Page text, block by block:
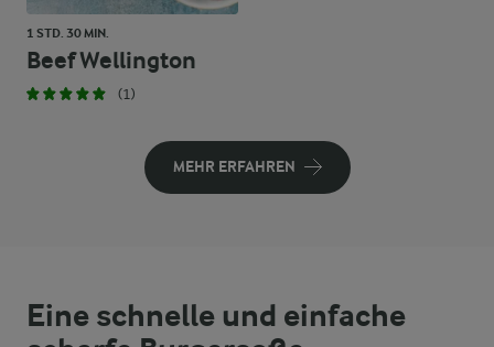
1 STD. 30 MIN.
Beef Wellington
(1)
MEHR ERFAHREN
Eine schnelle und einfache